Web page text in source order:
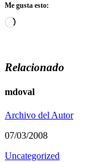
Me gusta esto:
Cargando...
Relacionado
mdoval
Archivo del Autor
07/03/2008
Uncategorized